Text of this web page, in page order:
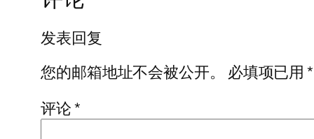
发表回复
您的邮箱地址不会被公开。
必填项已用*
评论*